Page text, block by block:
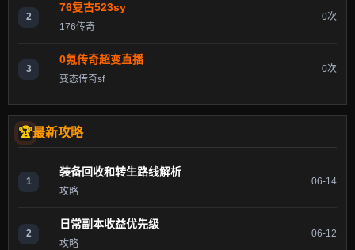
2
76复古523sy
176传奇
0次
3
0氪传奇超变直播
变态传奇sf
0次
最新攻略
1
装备回收和转生路线解析
攻略
06-14
2
日常副本收益优先级
攻略
06-12